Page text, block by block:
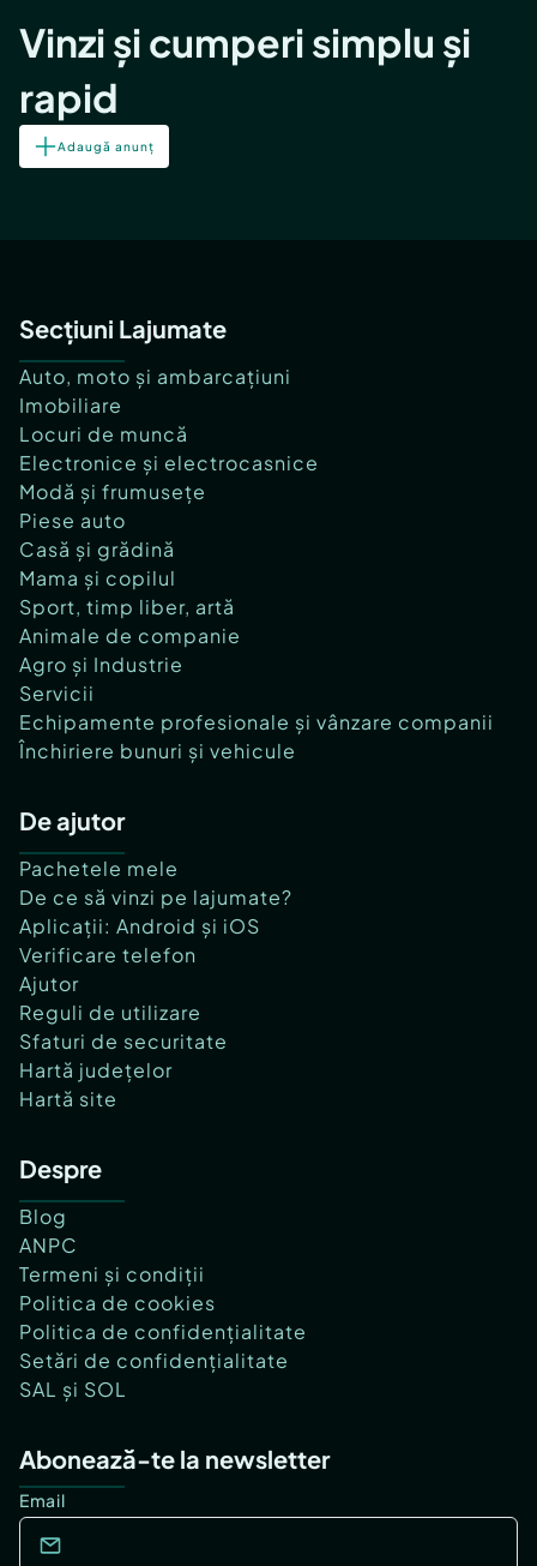
Vinzi și cumperi simplu și
rapid
Adaugă anunț
Secțiuni Lajumate
Auto, moto și ambarcațiuni
Imobiliare
Locuri de muncă
Electronice și electrocasnice
Modă și frumusețe
Piese auto
Casă și grădină
Mama și copilul
Sport, timp liber, artă
Animale de companie
Agro și Industrie
Servicii
Echipamente profesionale și vânzare companii
Închiriere bunuri și vehicule
De ajutor
Pachetele mele
De ce să vinzi pe lajumate?
Aplicații: Android și iOS
Verificare telefon
Ajutor
Reguli de utilizare
Sfaturi de securitate
Hartă județelor
Hartă site
Despre
Blog
ANPC
Termeni și condiții
Politica de cookies
Politica de confidențialitate
Setări de confidențialitate
SAL și SOL
Abonează-te la newsletter
Email